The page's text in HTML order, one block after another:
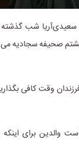
شب
صحیفه سجادیه
وقت کافی
والدین برای اینکه